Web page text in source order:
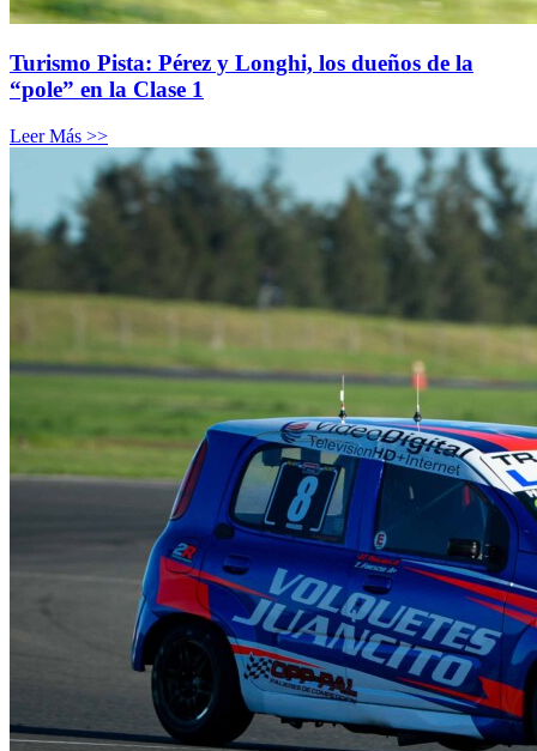
Turismo Pista: Pérez y Longhi, los dueños de la
“pole” en la Clase 1
Leer Más >>